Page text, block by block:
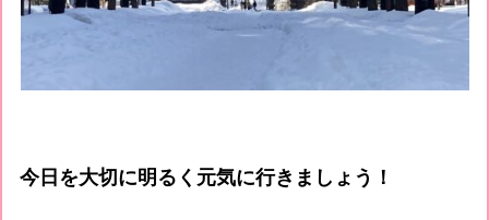
今日を大切に明るく元気に行きましょう！